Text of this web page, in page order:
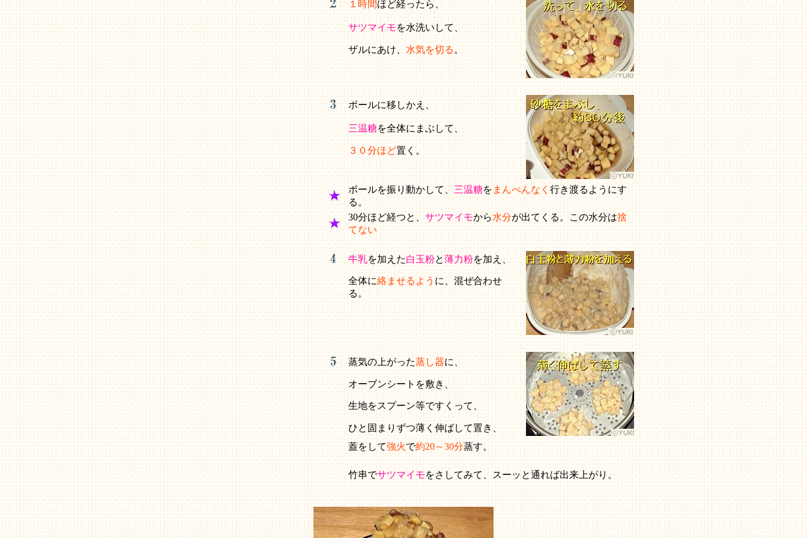
１時間ほど経ったら、
サツマイモを水洗いして、
ザルにあけ、水気を切る。
ボールに移しかえ、
三温糖を全体にまぶして、
３０分ほど置く。
ボールを振り動かして、三温糖をまんべんなく行き渡るようにす
る。
30分ほど経つと、サツマイモから水分が出てくる。この水分は捨
てない
牛乳を加えた白玉粉と薄力粉を加え、
全体に絡ませるように、混ぜ合わせ
る。
蒸気の上がった蒸し器に、
オーブンシートを敷き、
生地をスプーン等ですくって、
ひと固まりずつ薄く伸ばして置き、
蓋をして強火で約20～30分蒸す。
竹串でサツマイモをさしてみて、スーッと通れば出来上がり。